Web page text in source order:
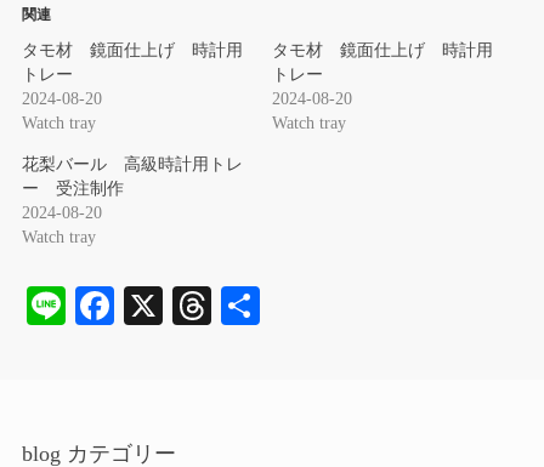
関連
タモ材 鏡面仕上げ 時計用
トレー
2024-08-20
Watch tray
タモ材 鏡面仕上げ 時計用
トレー
2024-08-20
Watch tray
花梨バール 高級時計用トレ
ー 受注制作
2024-08-20
Watch tray
Li
Fa
X
T
blog カテゴリー